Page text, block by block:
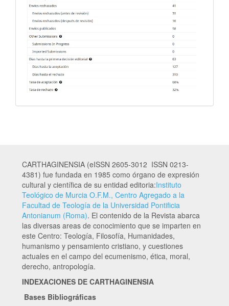
CARTHAGINENSIA (eISSN 2605-3012 ISSN 0213-
4381) fue fundada en 1985 como órgano de expresión
cultural y científica de su entidad editoria:Instituto
Teológico de Murcia O.F.M., Centro Agregado a la
Facultad de Teología de la Universidad Pontificia
Antonianum (Roma). El contenido de la Revista abarca
las diversas areas de conocimiento que se imparten en
este Centro: Teología, Filosofía, Humanidades,
humanismo y pensamiento cristiano, y cuestiones
actuales en el campo del ecumenismo, ética, moral,
derecho, antropología.
INDEXACIONES DE CARTHAGINENSIA
Bases Bibliográficas